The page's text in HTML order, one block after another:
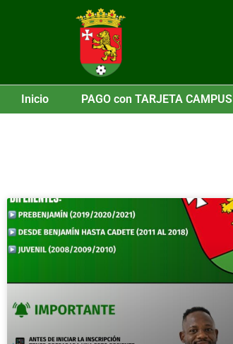
Inicio PAGO con TARJETA CAMPUS